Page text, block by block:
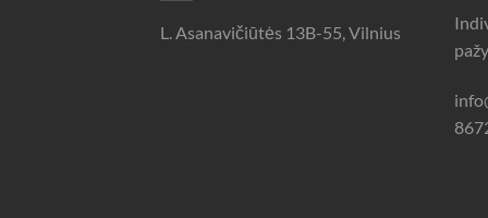
L. Asanavičiūtės 13B-55, Vilnius